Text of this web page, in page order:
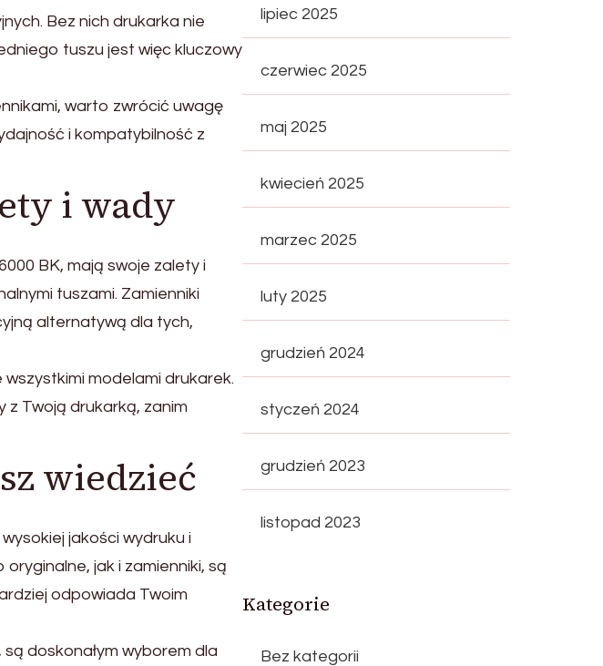
Bez nich drukarka nie
tuszu jest więc kluczowy
warto zwrócić uwagę
i kompatybilność z
i wady
BK, mają swoje zalety i
tuszami. Zamienniki
alternatywą dla tych,
modelami drukarek.
Twoją drukarką, zanim
wiedzieć
jakości wydruku i
jak i zamienniki, są
odpowiada Twoim
doskonałym wyborem dla
lipiec 2025
czerwiec 2025
maj 2025
kwiecień 2025
marzec 2025
luty 2025
grudzień 2024
styczeń 2024
grudzień 2023
listopad 2023
Kategorie
Bez kategorii